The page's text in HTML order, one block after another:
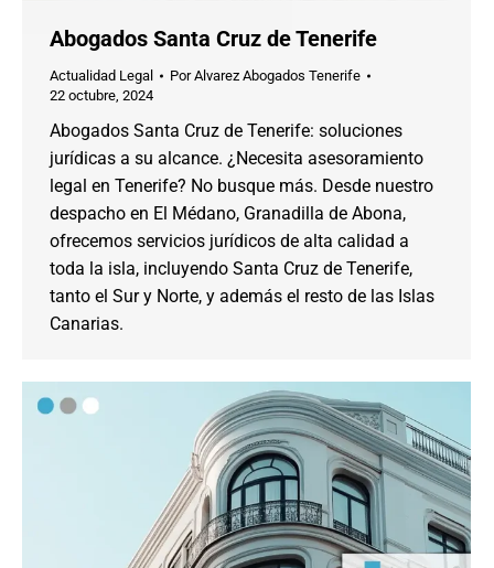
Abogados Santa Cruz de Tenerife
Actualidad Legal PorAlvarez Abogados Tenerife
22 octubre, 2024
Abogados Santa Cruz de Tenerife: soluciones
jurídicas a su alcance. ¿Necesita asesoramiento
legal en Tenerife? No busque más. Desde nuestro
despacho en El Médano, Granadilla de Abona,
ofrecemos servicios jurídicos de alta calidad a
toda la isla, incluyendo Santa Cruz de Tenerife,
tanto el Sur y Norte, y además el resto de las Islas
Canarias.